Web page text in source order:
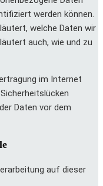
werden können.
welche Daten wir
auch, wie und zu
im Internet
Daten vor dem
auf dieser